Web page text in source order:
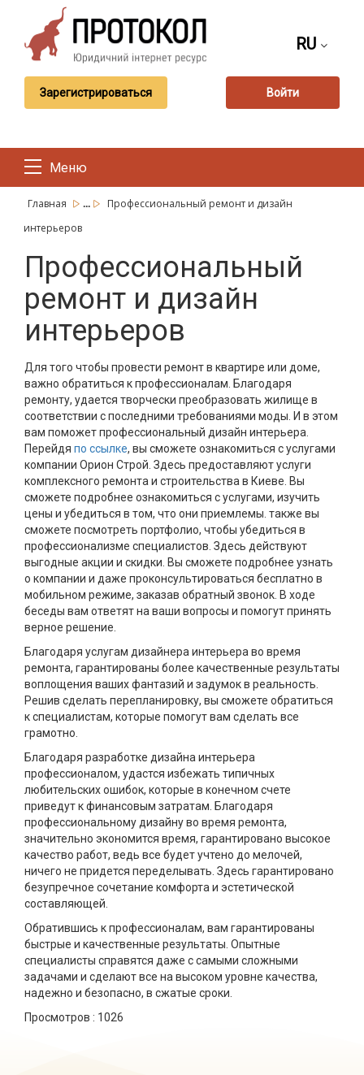
RU
Зарегистрироваться Войти
Меню
Главная ...
Профессиональный ремонт и дизайн
интерьеров
Профессиональный
ремонт и дизайн
интерьеров
Для того чтобы провести ремонт в квартире или доме,
важно обратиться к профессионалам. Благодаря
ремонту, удается творчески преобразовать жилище в
соответствии с последними требованиями моды. И в этом
вам поможет профессиональный дизайн интерьера.
Перейдя по ссылке, вы сможете ознакомиться с услугами
компании Орион Строй. Здесь предоставляют услуги
комплексного ремонта и строительства в Киеве. Вы
сможете подробнее ознакомиться с услугами, изучить
цены и убедиться в том, что они приемлемы. также вы
сможете посмотреть портфолио, чтобы убедиться в
профессионализме специалистов. Здесь действуют
выгодные акции и скидки. Вы сможете подробнее узнать
о компании и даже проконсультироваться бесплатно в
мобильном режиме, заказав обратный звонок. В ходе
беседы вам ответят на ваши вопросы и помогут принять
верное решение.
Благодаря услугам дизайнера интерьера во время
ремонта, гарантированы более качественные результаты
воплощения ваших фантазий и задумок в реальность.
Решив сделать перепланировку, вы сможете обратиться
к специалистам, которые помогут вам сделать все
грамотно.
Благодаря разработке дизайна интерьера
профессионалом, удастся избежать типичных
любительских ошибок, которые в конечном счете
приведут к финансовым затратам. Благодаря
профессиональному дизайну во время ремонта,
значительно экономится время, гарантировано высокое
качество работ, ведь все будет учтено до мелочей,
ничего не придется переделывать. Здесь гарантировано
безупречное сочетание комфорта и эстетической
составляющей.
Обратившись к профессионалам, вам гарантированы
быстрые и качественные результаты. Опытные
специалисты справятся даже с самыми сложными
задачами и сделают все на высоком уровне качества,
надежно и безопасно, в сжатые сроки.
Просмотров : 1026